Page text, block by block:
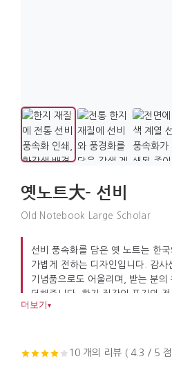
옛노트大- 선비
Old Notebook Large Scholar
선비 풍속화를 담은 옛 노트는 한
가볍게 전하는 디자인입니다. 감사
기념품으로도 어울리며, 받는 분의
더해줍니다. 한지 질감의 표지와
실용성과 손맛이 함께 느껴집니다.
더보기 ▾
10 개의 리뷰 ( 4.3 / 5